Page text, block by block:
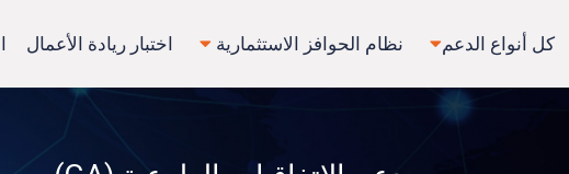
كل أنواع الدعم نظام الحوافز الاستثمارية اختبار ريادة الأعمال